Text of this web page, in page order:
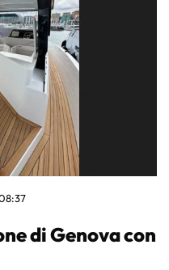
di Genova con